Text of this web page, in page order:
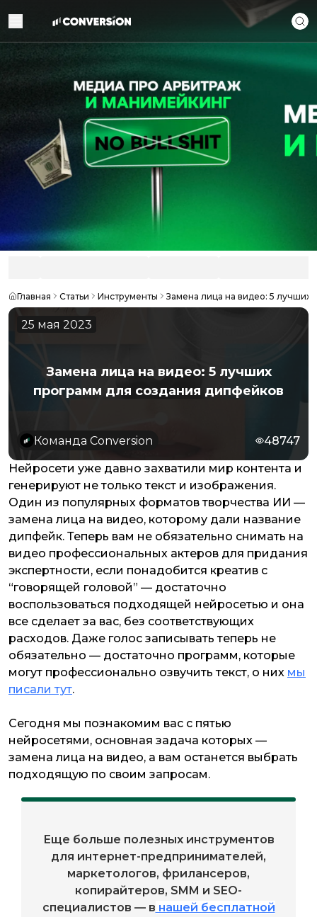
Главная Статьи Инструменты Замена лица на видео: 5
25 мая 2023
Замена лица на видео: 5 лучших
программ для создания дипфейков
Команда Conversion 48747
Нейросети уже давно захватили мир контента и
генерируют не только текст и изображения.
Один из популярных форматов творчества ИИ —
замена лица на видео, которому дали название
дипфейк. Теперь вам не обязательно снимать на
видео профессиональных актеров для придания
экспертности, если понадобится креатив с
“говорящей головой” — достаточно
воспользоваться подходящей нейросетью и она
все сделает за вас, без соответствующих
расходов. Даже голос записывать теперь не
обязательно — достаточно программ, которые
могут профессионально озвучить текст, о них мы
писали тут.
Сегодня мы познакомим вас с пятью
нейросетями, основная задача которых —
замена лица на видео, а вам останется выбрать
подходящую по своим запросам.
Еще больше полезных инструментов
для интернет-предпринимателей,
маркетологов, фрилансеров,
копирайтеров, SMM и SEO-
специалистов — в нашей бесплатной